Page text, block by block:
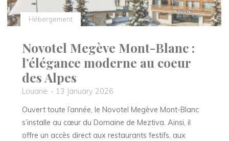
luxe"
Hébergement
Novotel Megève Mont-Blanc :
l’élégance moderne au coeur
des Alpes
Louane
13 January 2026
Ouvert toute l’année, le Novotel Megève Mont-Blanc
s’installe au cœur du Domaine de Meztiva. Ainsi, il
offre un accès direct aux restaurants festifs, aux